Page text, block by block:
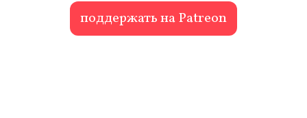
поддержать на Patreon